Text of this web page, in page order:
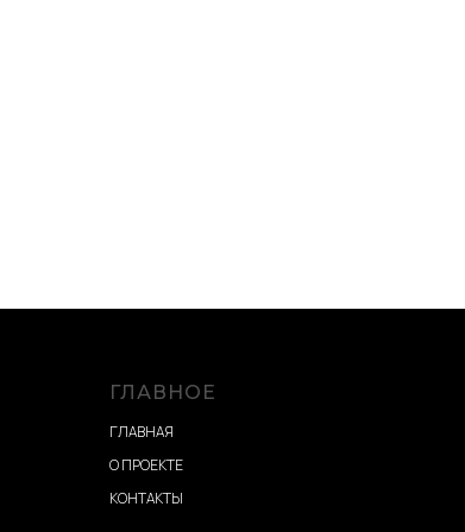
ГЛАВНОЕ
ГЛАВНАЯ
О ПРОЕКТЕ
КОНТАКТЫ